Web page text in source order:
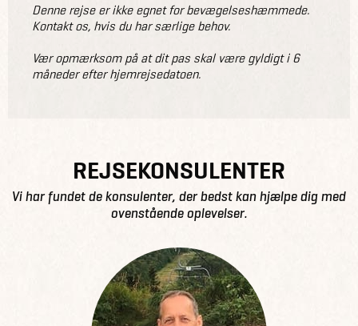
Denne rejse er ikke egnet for bevægelseshæmmede.
Kontakt os, hvis du har særlige behov.
Vær opmærksom på at dit pas skal være gyldigt i 6
måneder efter hjemrejsedatoen.
REJSEKONSULENTER
Vi har fundet de konsulenter, der bedst kan hjælpe dig med
ovenstående oplevelser.